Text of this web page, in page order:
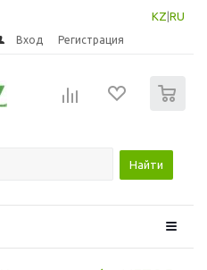
KZ RU
Вход Регистрация
Найти